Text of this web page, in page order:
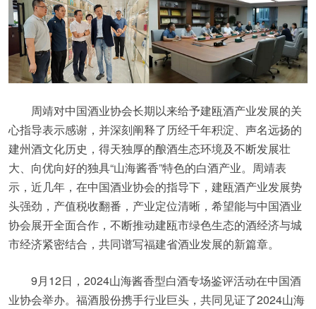
周靖对中国酒业协会长期以来给予建瓯酒产业发展的关
心指导表示感谢，并深刻阐释了历经千年积淀、声名远扬的
建州酒文化历史，得天独厚的酿酒生态环境及不断发展壮
大、向优向好的独具“山海酱香”特色的白酒产业。周靖表
示，近几年，在中国酒业协会的指导下，建瓯酒产业发展势
头强劲，产值税收翻番，产业定位清晰，希望能与中国酒业
协会展开全面合作，不断推动建瓯市绿色生态的酒经济与城
市经济紧密结合，共同谱写福建省酒业发展的新篇章。
9月12日，2024山海酱香型白酒专场鉴评活动在中国酒
业协会举办。福酒股份携手行业巨头，共同见证了2024山海